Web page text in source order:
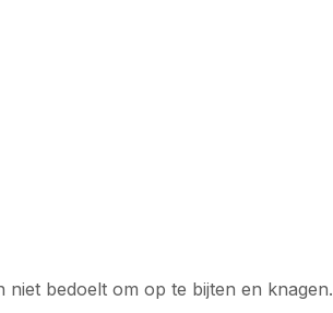
niet bedoelt om op te bijten en knagen.